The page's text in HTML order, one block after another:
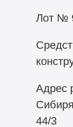
Лот №
Адрес
44/3